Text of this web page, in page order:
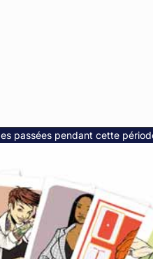
passées pendant cette